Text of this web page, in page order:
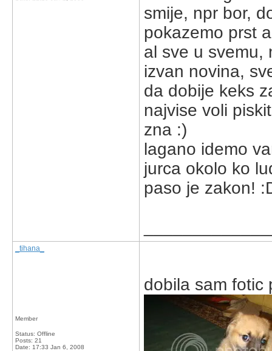
smije, npr bor,
pokazemo prst
al sve u svemu,
izvan novina,
da dobije keks
najvise voli
zna :)
lagano idemo
jurca okolo ko
paso je zakon!
_tihana_
Member
Status: Offline
Posts: 21
Date: 17:33 Jan 6, 2008
dobila sam fotic